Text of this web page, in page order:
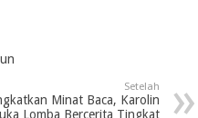
Setelah
Minat Baca, Karolin
Lomba Bercerita Tingkat